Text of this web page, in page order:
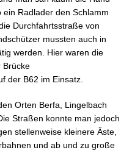
Radlader den Schlamm
Durchfahrtsstraße von
mussten auch in
werden. Hier waren die
Brücke
der B62 im Einsatz.
Orten Berfa, Lingelbach
Straßen konnte man jedoch
stellenweise kleinere Äste,
und ab und zu große